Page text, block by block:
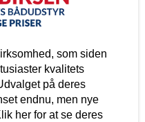
som siden
kvalitets
på deres
endnu, men nye
her for at se deres